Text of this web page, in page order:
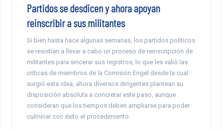
Partidos se desdicen y ahora apoyan
reinscribir a sus militantes
Si bien hasta hace algunas semanas, los partidos políticos
se resistían a llevar a cabo un proceso de reinscripción de
militantes para sincerar sus registros, lo que les valió las
críticas de miembros de la Comisión Engel desde la cual
surgió esta idea, ahora diversos dirigentes plantean su
disposición absoluta a concretar este paso, aunque
consideran que los tiempos deben ampliarse para poder
culminar con éxito el procedimiento.